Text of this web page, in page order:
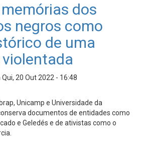
dos
negros como
de uma
Qui, 20 Out 2022 - 16:48
Unicamp e Universidade da
documentos de entidades como
e Geledés e de ativistas como o